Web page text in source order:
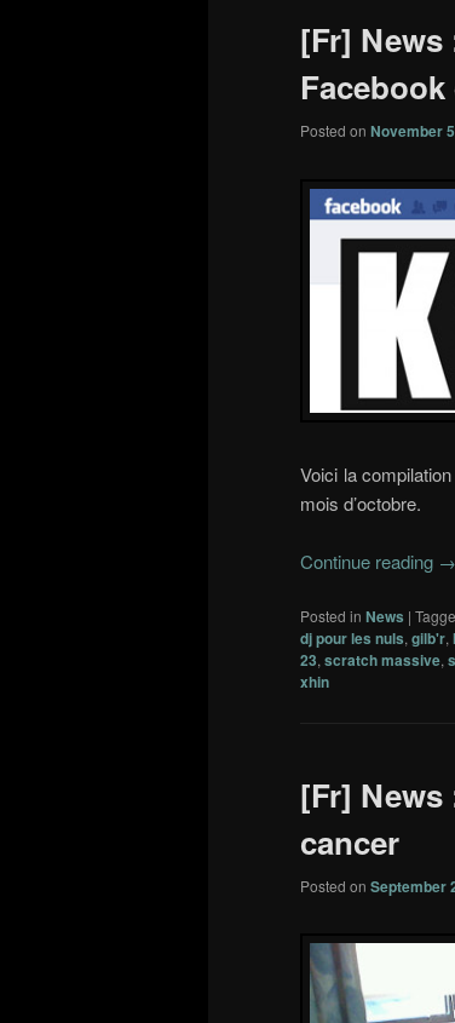
[Fr] News
Posted on November
Voici la
mois d’octobre.
Continue reading →
Posted in News |
dj pour les nuls,gilb'r,
23,scratch massive,
xhin
[Fr] News
cancer
Posted on September